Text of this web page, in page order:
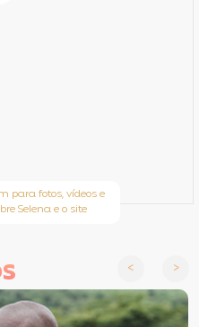
para fotos, vídeos e
Selena e o site